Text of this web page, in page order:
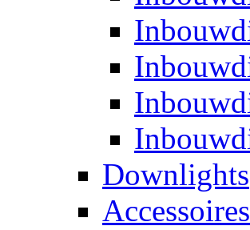
Downlights
Accessoires